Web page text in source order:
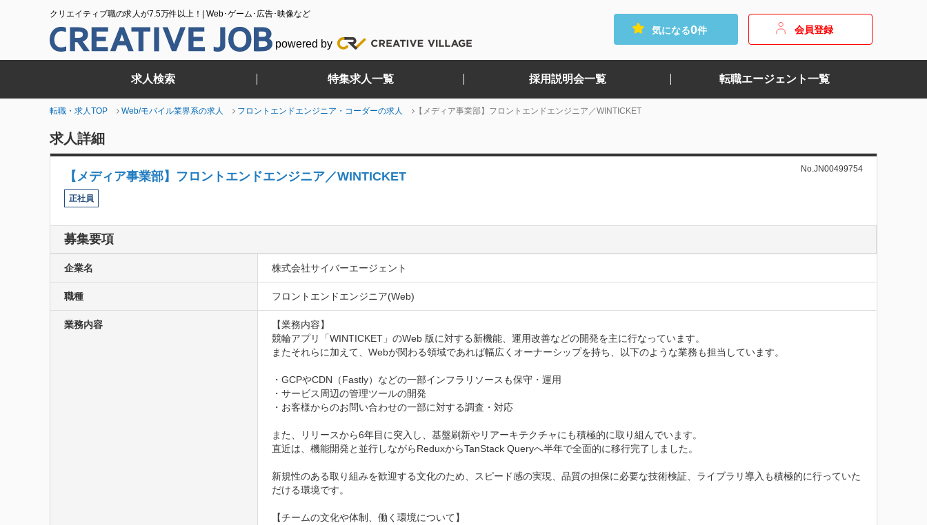
クリエイティブ職の求人が7.5万件以上！| Web･ゲーム･広告･映像など
powered by
気になる0件 会員登録
求人検索 特集求人一覧 採用説明会一覧 転職エージェント一覧
転職・求人TOP Web/モバイル業界系の求人 フロントエンドエンジニア・コーダーの求人 【メディア事業部】フロントエンドエンジニア／WINTICKET
求人詳細
【メディア事業部】フロントエンドエンジニア／WINTICKET
No.JN00499754
正社員
募集要項
企業名 株式会社サイバーエージェント
職種 フロントエンドエンジニア(Web)
業務内容
【業務内容】
競輪アプリ「WINTICKET」のWeb 版に対する新機能、運用改善などの開発を主に行なっています。
またそれらに加えて、Webが関わる領域であれば幅広くオーナーシップを持ち、以下のような業務も担当しています。
・GCPやCDN（Fastly）などの一部インフラリソースも保守・運用
・サービス周辺の管理ツールの開発
・お客様からのお問い合わせの一部に対する調査・対応
また、リリースから6年目に突入し、基盤刷新やリアーキテクチャにも積極的に取り組んでいます。
直近は、機能開発と並行しながらReduxからTanStack Queryへ半年で全面的に移行完了しました。
新規性のある取り組みを歓迎する文化のため、スピード感の実現、品質の担保に必要な技術検証、ライブラリ導入も積極的に行っていた
だける環境です。
【チームの文化や体制、働く環境について】